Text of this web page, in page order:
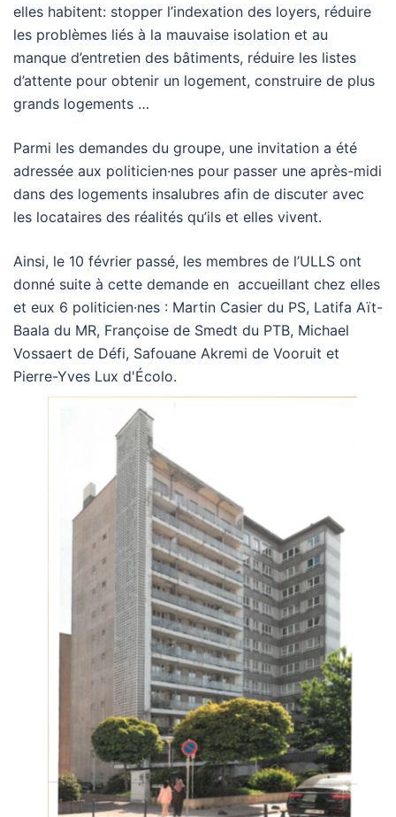
elles habitent: stopper l’indexation des loyers, réduire
les problèmes liés à la mauvaise isolation et au
manque d’entretien des bâtiments, réduire les listes
d’attente pour obtenir un logement, construire de plus
grands logements …
Parmi les demandes du groupe, une invitation a été
adressée aux politicien·nes pour passer une après-midi
dans des logements insalubres afin de discuter avec
les locataires des réalités qu’ils et elles vivent.
Ainsi, le 10 février passé, les membres de l’ULLS ont
donné suite à cette demande en accueillant chez elles
et eux 6 politicien·nes : Martin Casier du PS, Latifa Aït-
Baala du MR, Françoise de Smedt du PTB, Michael
Vossaert de Défi, Safouane Akremi de Vooruit et
Pierre-Yves Lux d'Écolo.